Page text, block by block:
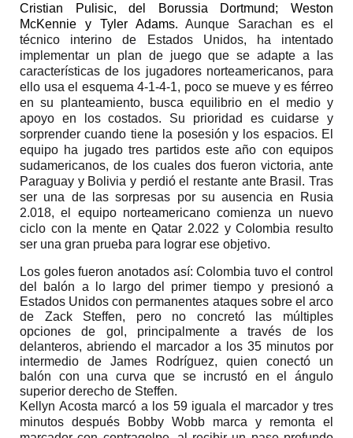
Cristian Pulisic, del Borussia Dortmund; Weston
McKennie y Tyler Adams. Aunque Sarachan es el
técnico interino de Estados Unidos, ha intentado
implementar un plan de juego que se adapte a las
características de los jugadores norteamericanos, para
ello usa el esquema 4-1-4-1, poco se mueve y es férreo
en su planteamiento, busca equilibrio en el medio y
apoyo en los costados. Su prioridad es cuidarse y
sorprender cuando tiene la posesión y los espacios. El
equipo ha jugado tres partidos este año con equipos
sudamericanos, de los cuales dos fueron victoria, ante
Paraguay y Bolivia y perdió el restante ante Brasil. Tras
ser una de las sorpresas por su ausencia en Rusia
2.018, el equipo norteamericano comienza un nuevo
ciclo con la mente en Qatar 2.022 y Colombia resulto
ser una gran prueba para lograr ese objetivo.
Los goles fueron anotados así:Colombia tuvo el control
del balón a lo largo del primer tiempo y presionó a
Estados Unidos con permanentes ataques sobre el arco
de Zack Steffen, pero no concretó las múltiples
opciones de gol, principalmente a través de los
delanteros, abriendo el marcador a los 35 minutos por
intermedio de James Rodríguez, quien conectó un
balón con una curva que se incrustó en el ángulo
superior derecho de Steffen.
Kellyn Acosta marcó a los 59 iguala el marcador y tres
minutos después Bobby Wobb marca y remonta el